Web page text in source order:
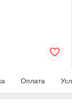
Оплата